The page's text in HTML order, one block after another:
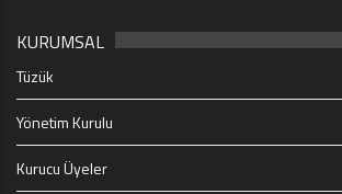
KURUMSAL
Tüzük
Yönetim Kurulu
Kurucu Üyeler